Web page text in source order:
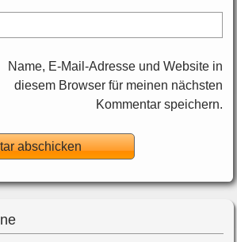
Name, E-Mail-Adresse und Website in
diesem Browser für meinen nächsten
Kommentar speichern.